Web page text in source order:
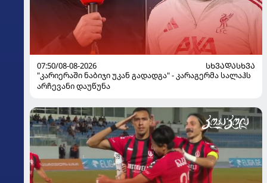
07:50/08-08-2026
ᲡᲮᲕᲐᲓᲐᲡᲮᲕᲐ
"კარიერაში ნაბიჯი უკან გადადგა" - კარაგერმა სალაჰს
არჩევანი დაუწუნა